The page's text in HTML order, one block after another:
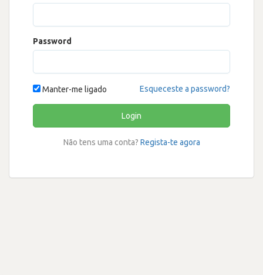
Password
Manter-me ligado Esqueceste a password?
Login
Não tens uma conta? Regista-te agora